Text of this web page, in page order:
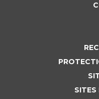
SITES